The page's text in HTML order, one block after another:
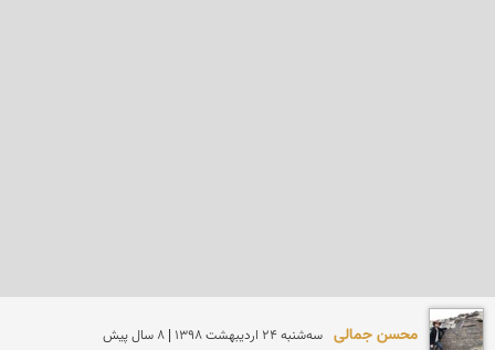
محسن جمالی سه‌شنبه 24 ارديبهشت 1398 | 8 سال پیش